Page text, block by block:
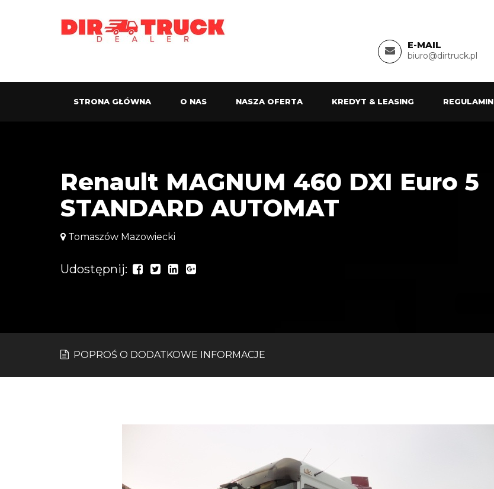
E-MAIL
biuro@dirtruck.pl
STRONA GŁÓWNA O NAS NASZA OFERTA KREDYT & LEASING REGULAMIN
Renault MAGNUM 460 DXI Euro 5
STANDARD AUTOMAT
Tomaszów Mazowiecki
Udostępnij:
POPROŚ O DODATKOWE INFORMACJE